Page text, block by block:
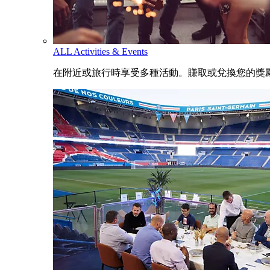
ALL Activities & Events
在附近或旅行時享受多種活動。賺取或兌換您的獎